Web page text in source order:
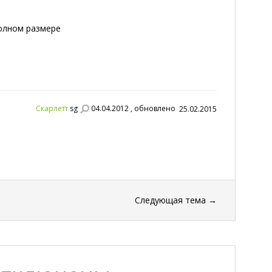
размере
Скарлетт sg 04.04.2012 , обновлено 25.02.2015
Следующая тема →